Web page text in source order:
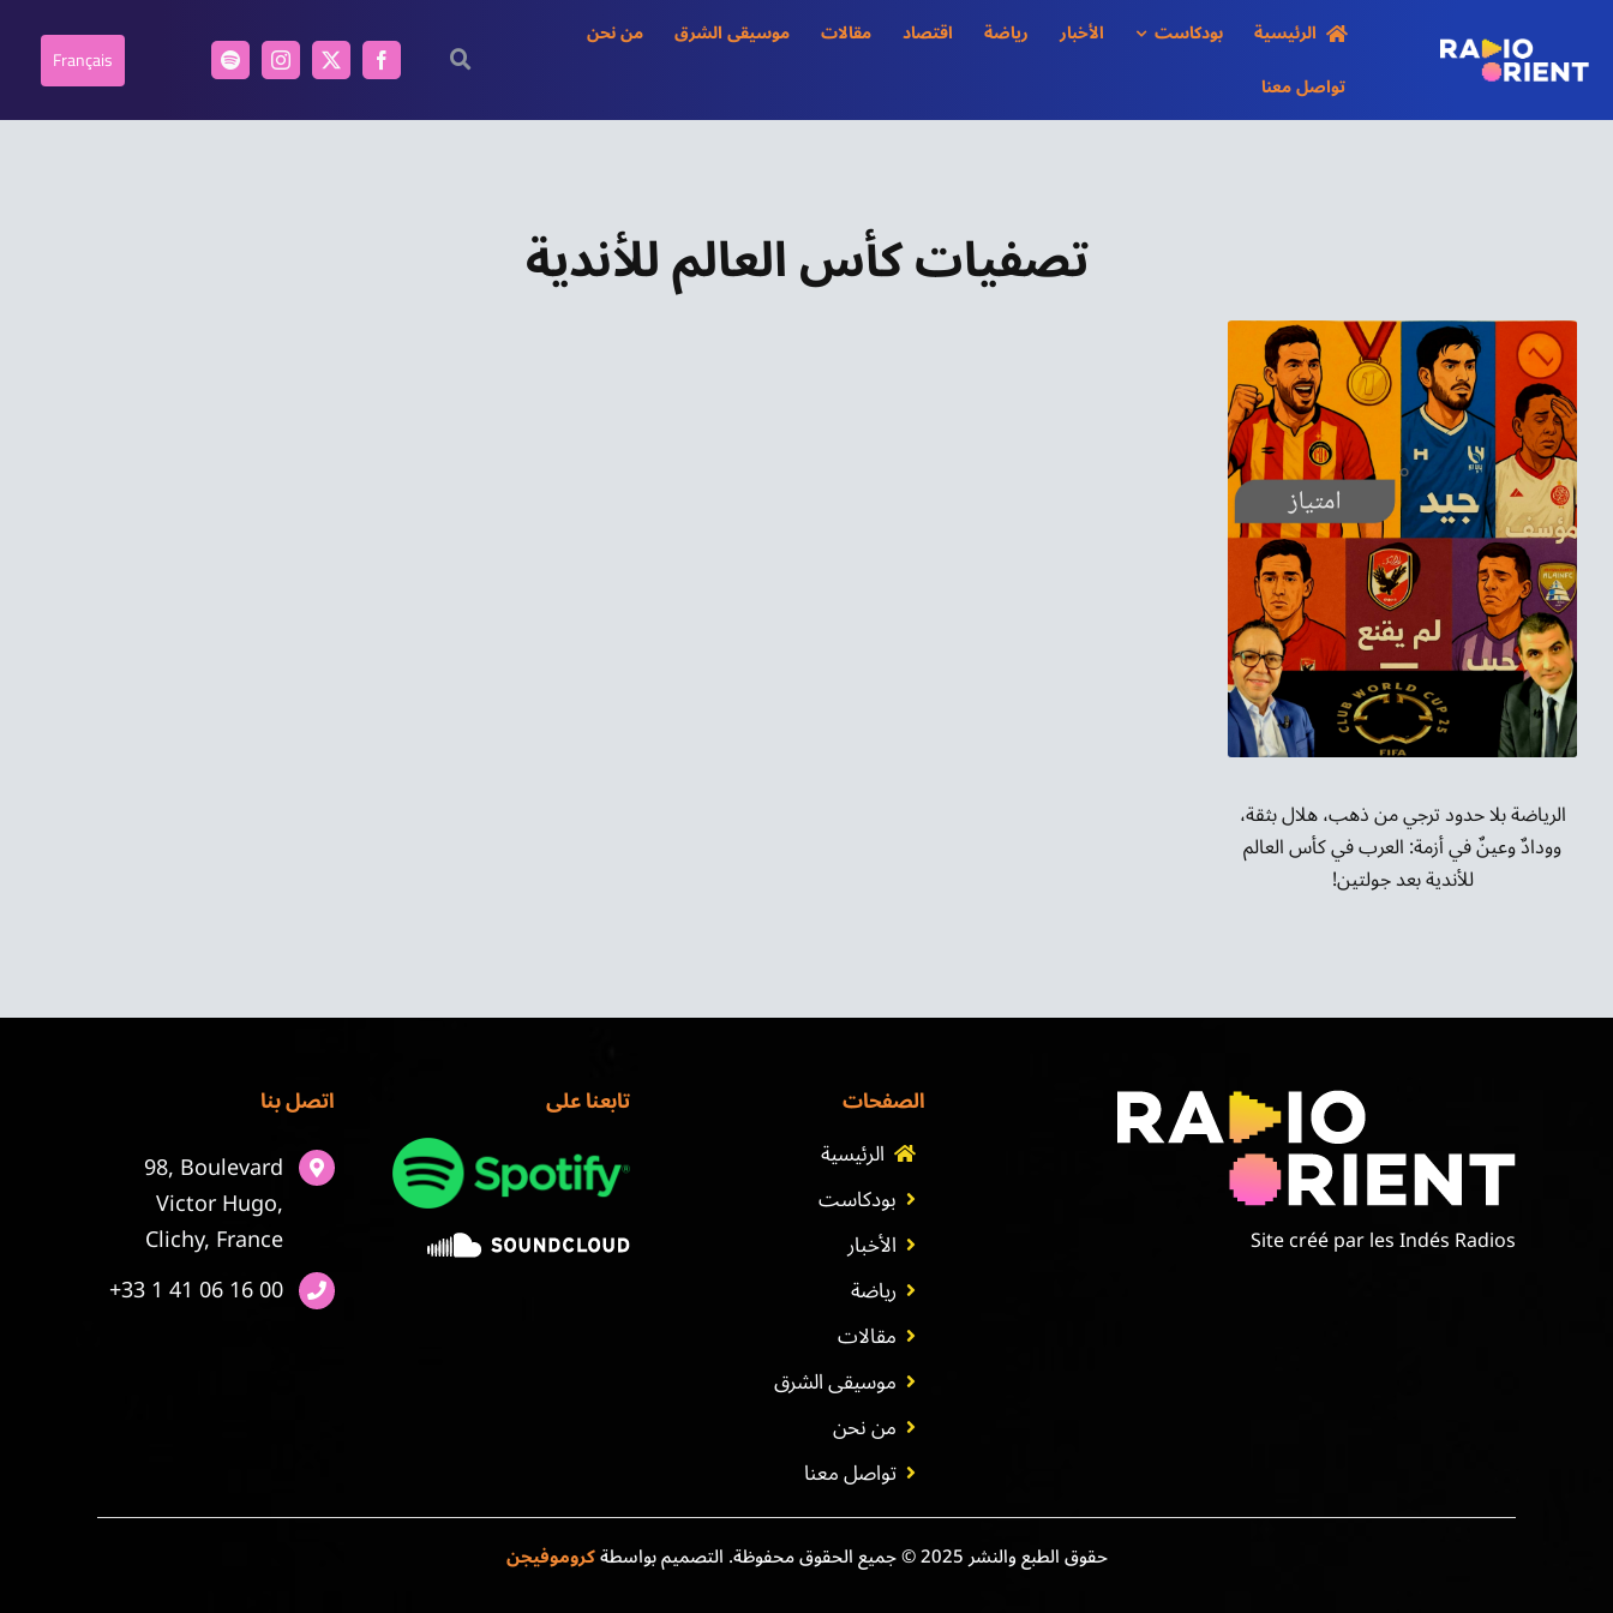
content
الرئيسية بودكاست الأخبار رياضة اقتصاد مقالات موسيقى الشرق
من نحن
تواصل معنا
Français
تصفيات كأس العالم للأندية
الرياضة بلا حدود ترجي من ذهب، هلال بثقة،
وودادٌ وعينٌ في أزمة: العرب في كأس العالم
للأندية بعد جولتين!
Site créé par les Indés Radios
الصفحات
الرئيسية
بودكاست
الأخبار
رياضة
مقالات
موسيقى الشرق
من نحن
تواصل معنا
تابعنا على اتصل بنا
98, Boulevard
Victor Hugo,
Clichy, France
+33 1 41 06 16 00
حقوق الطبع والنشر 2025 © جميع الحقوق محفوظة. التصميم بواسطة كروموفيجن